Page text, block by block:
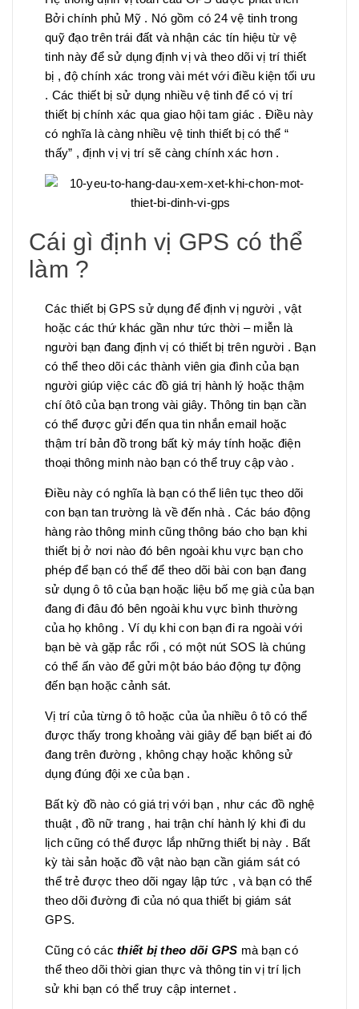
Bởi chính phủ Mỹ . Nó gồm có 24 vệ tinh trong
quỹ đạo trên trái đất và nhận các tín hiệu từ vệ
tinh này để sử dụng định vị và theo dõi vị trí thiết
bị , độ chính xác trong vài mét với điều kiện tối ưu
. Các thiết bị sử dụng nhiều vệ tinh để có vị trí
thiết bị chính xác qua giao hội tam giác . Điều này
có nghĩa là càng nhiều vệ tinh thiết bị có thể “
thấy” , định vị vị trí sẽ càng chính xác hơn .
Cái gì định vị GPS có thể
làm ?
Các thiết bị GPS sử dụng để định vị người , vật
hoặc các thứ khác gần như tức thời – miễn là
người bạn đang định vị có thiết bị trên người . Bạn
có thể theo dõi các thành viên gia đình của bạn
người giúp việc các đồ giá trị hành lý hoặc thậm
chí ôtô của bạn trong vài giây. Thông tin bạn cần
có thể được gửi đến qua tin nhắn email hoặc
thậm trí bản đồ trong bất kỳ máy tính hoặc điện
thoại thông minh nào bạn có thể truy cập vào .
Điều này có nghĩa là bạn có thể liên tục theo dõi
con bạn tan trường là về đến nhà . Các báo động
hàng rào thông minh cũng thông báo cho bạn khi
thiết bị ở nơi nào đó bên ngoài khu vực bạn cho
phép để bạn có thể để theo dõi bài con bạn đang
sử dụng ô tô của bạn hoặc liệu bố mẹ già của bạn
đang đi đâu đó bên ngoài khu vực bình thường
của họ không . Ví dụ khi con bạn đi ra ngoài với
bạn bè và gặp rắc rối , có một nút SOS là chúng
có thể ấn vào để gửi một báo báo động tự động
đến bạn hoặc cảnh sát.
Vị trí của từng ô tô hoặc của ủa nhiều ô tô có thể
được thấy trong khoảng vài giây để bạn biết ai đó
đang trên đường , không chạy hoặc không sử
dụng đúng đội xe của bạn .
Bất kỳ đồ nào có giá trị với bạn , như các đồ nghệ
thuật , đồ nữ trang , hai trận chí hành lý khi đi du
lịch cũng có thể được lắp những thiết bị này . Bất
kỳ tài sản hoặc đồ vật nào bạn cần giám sát có
thể trẻ được theo dõi ngay lập tức , và bạn có thể
theo dõi đường đi của nó qua thiết bị giám sát
GPS.
Cũng có các thiết bị theo dõi GPS mà bạn có
thể theo dõi thời gian thực và thông tin vị trí lịch
sử khi bạn có thể truy cập internet .